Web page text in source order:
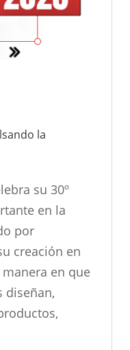
la
su 30º
en la
por
creación en
en que
diseñan,